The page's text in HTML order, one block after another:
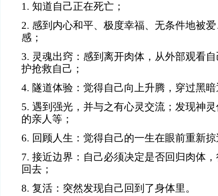
1. 知道自己正在死亡；
2. 感到内心和平、极度幸福、无条件地被
感；
3. 灵魂出窍：感到离开肉体，从外部观看
护抢救自己；
4. 隧道体验：觉得自己向上升腾，穿过黑
5. 遇到强光，并与之有心灵交流；发现神
的亲人等；
6. 回顾人生：觉得自己的一生在眼前重新
7. 接近边界：自己必须决定是否回归肉体
回去；
8. 复活：突然发现自己回到了身体里。